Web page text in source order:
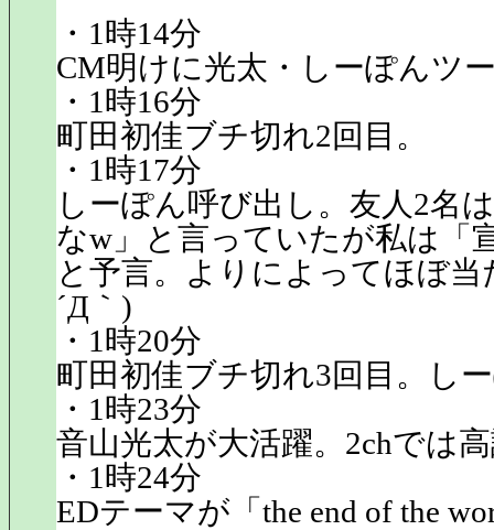
・1時14分
CM明けに光太・しーぽんツ
・1時16分
町田初佳ブチ切れ2回目。
・1時17分
しーぽん呼び出し。友人2名
なw」と言っていたが私は「
と予言。よりによってほぼ
´Д｀)
・1時20分
町田初佳ブチ切れ3回目。し
・1時23分
音山光太が大活躍。2chでは
・1時24分
EDテーマが「the end of the